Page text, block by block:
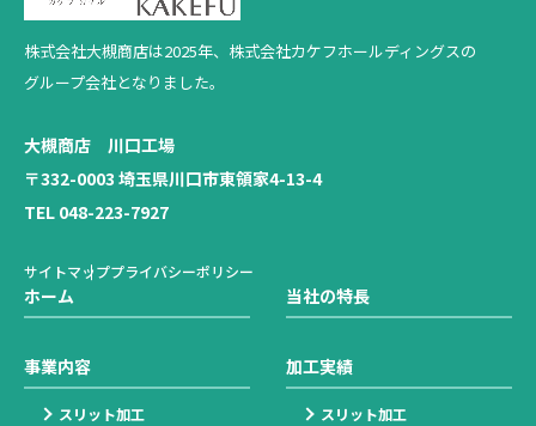
株式会社大槻商店は2025年、 株式会社カケフホールディングスの
グループ会社となりました。
大槻商店 川口工場
〒332-0003 埼玉県川口市東領家4-13-4
TEL 048-223-7927
サイトマッププライバシーポリシー
ホーム 当社の特長
事業内容
スリット加工
加工実績
スリット加工